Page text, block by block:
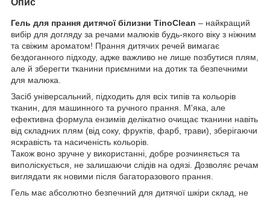
Гель для прання дитячої білизни TinoClean – найкращий
вибір для догляду за речами малюків будь-якого віку з ніжним
та свіжим ароматом! Прання дитячих речей вимагає
бездоганного підходу, адже важливо не лише позбутися плям,
але й зберегти тканини приємними на дотик та безпечними
для малюка.
Засіб універсальний, підходить для всіх типів та кольорів
тканин, для машинного та ручного прання. М'яка, але
ефективна формула ензимів делікатно очищає тканини навіть
від складних плям (від соку, фруктів, фарб, трави), зберігаючи
яскравість та насиченість кольорів.
Також воно зручне у використанні, добре розчиняється та
виполіскується, не залишаючи слідів на одязі. Дозволяє речам
виглядати як новими після багаторазового прання.
Гель має абсолютно безпечний для дитячої шкіри склад, не